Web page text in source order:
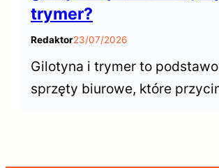
trymer?
Redaktor23/07/2026
Gilotyna i trymer to
sprzęty biurowe, które